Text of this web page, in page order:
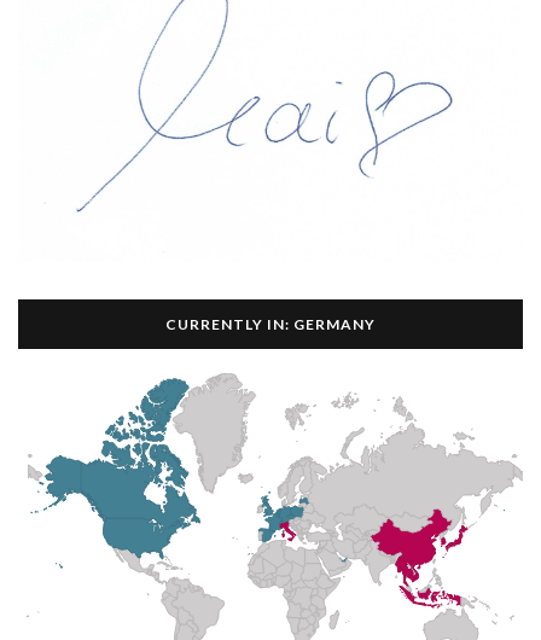
CURRENTLY IN: GERMANY